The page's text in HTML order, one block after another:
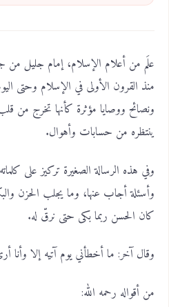
علَم من أعلام الإسلام، إمام جليل من جيل
منذ القرون الأولى في الإسلام وحتى
ونصائح ووصايا مؤثرة كأنها تخرج من
ينتظره من حسابات وأهوال.
وفي هذه الرسالة الصغيرة تركيز على
وأسئلة أجاب عنها، وما يجلب الحزن
كان الحسن ربما بكى حتى نرقّ له.
وقال آخر: ما أخطأني يوم آتيه إلا وأنا
من أقواله رحمه الله: